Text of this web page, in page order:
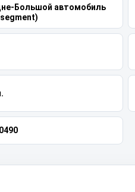
Большой автомобиль